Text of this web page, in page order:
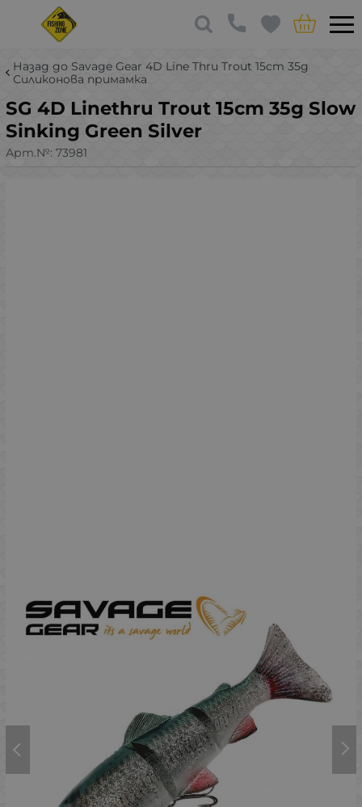
Назад до Savage Gear 4D Line Thru Trout 15cm 35g
Силиконова примамка
SG 4D Linethru Trout 15cm 35g Slow
Sinking Green Silver
Арт.№: 73981